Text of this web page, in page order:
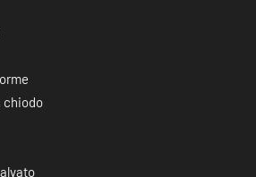
chiodo